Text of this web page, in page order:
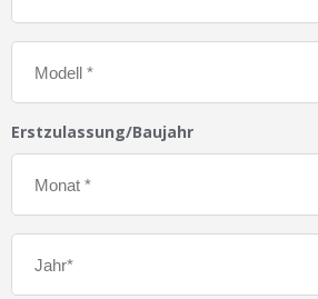
Erstzulassung/Baujahr